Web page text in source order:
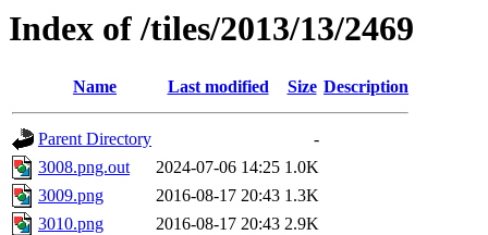
Index of /tiles/2013/13/2469
Name Last modified Size Description
Parent Directory
-
3008.png.out
2024-07-06 14:25 1.0K
3009.png
2016-08-17 20:43 1.3K
3010.png
2016-08-17 20:43 2.9K